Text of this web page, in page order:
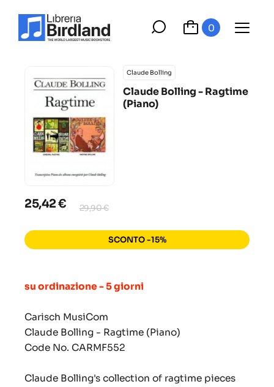
0
Claude Bolling
Claude Bolling - Ragtime
(Piano)
25,42 € 29,90 €
SCONTO -15%
su ordinazione - 5 giorni
Carisch MusiCom
Claude Bolling - Ragtime (Piano)
Code No. CARMF552
Claude Bolling's collection of ragtime pieces